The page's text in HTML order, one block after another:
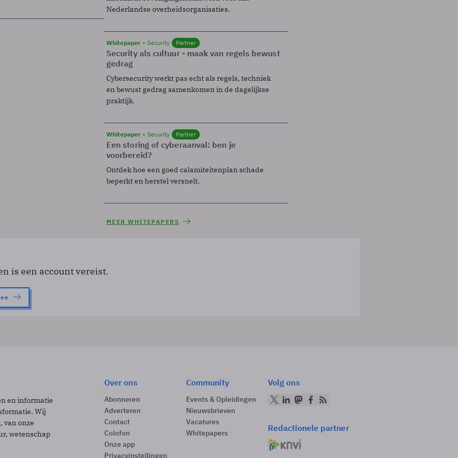
Nederlandse overheidsorganisaties.
Whitepaper Security Partner
Security als cultuur - maak van regels bewust
gedrag
Cybersecurity werkt pas echt als regels, techniek
en bewust gedrag samenkomen in de dagelijkse
praktijk.
Whitepaper Security Partner
Een storing of cyberaanval: ben je
voorbereid?
Ontdek hoe een goed calamiteitenplan schade
beperkt en herstel versnelt.
MEER WHITEPAPERS
is een account vereist.
en informatie
Wij
van onze
wetenschap
Over ons
Abonneren
Adverteren
Contact
Colofon
Onze app
Privacyinstellingen
Community
Events & Opleidingen
Nieuwsbrieven
Vacatures
Whitepapers
Volg ons
Redactionele partner